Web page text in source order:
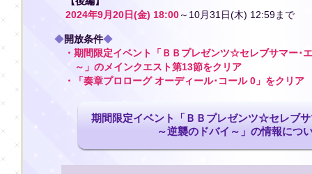
2024年9月20日(金) 18:00～10月31日(木) 12:59まで
◆開放条件◆
・期間限定イベント「ＢＢプレゼンツ☆セレブサマー･
～」のメインクエスト第13節をクリア
・「奏章プロローグ オーディール･コール 0」をクリア
期間限定イベント「ＢＢプレゼンツ☆セレブ
～逆襲のドバイ～」の情報につ